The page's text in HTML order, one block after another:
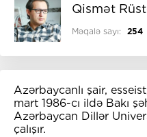
Qismət
Məqalə sayı: 254
Azərbaycanlı şair,
mart 1986-cı ildə Bakı
Azərbaycan Dillər